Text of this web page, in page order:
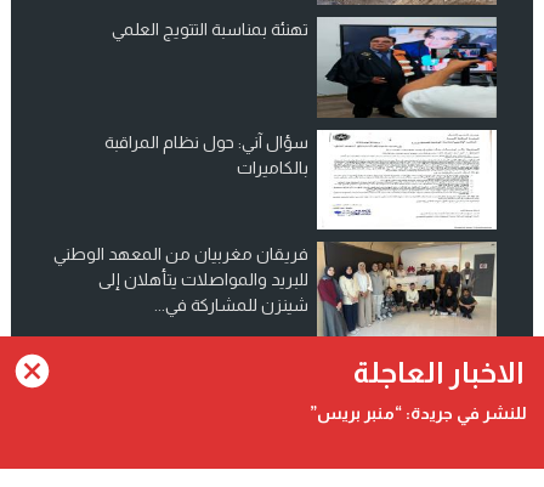
تهنئة بمناسبة التتويج العلمي
سؤال آني: حول نظام المراقبة
بالكاميرات
فريقان مغربيان من المعهد الوطني
للبريد والمواصلات يتأهلان إلى
شينزن للمشاركة في...
انضم الينا على فيسبوك
الاخبار العاجلة
للنشر في جريدة: “منبر بريس”